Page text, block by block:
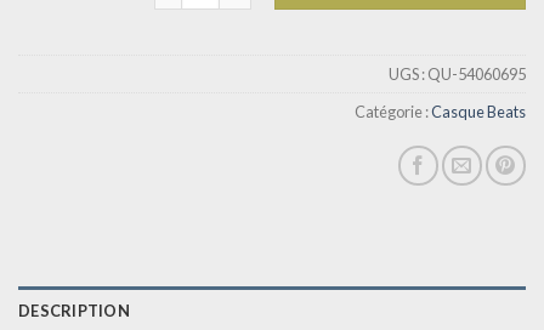
UGS :QU-54060695
Catégorie :Casque Beats
DESCRIPTION